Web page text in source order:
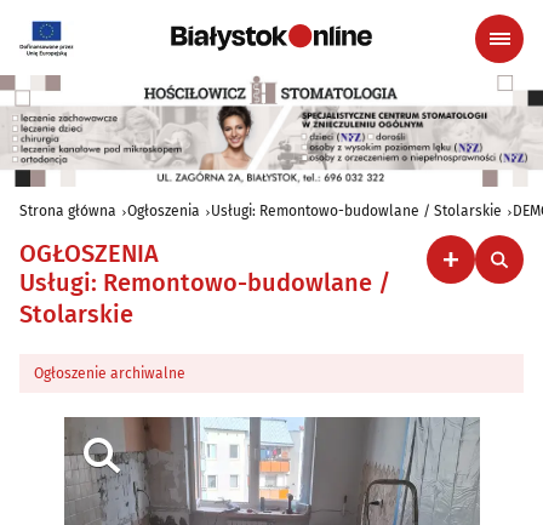
Strona główna Ogłoszenia Usługi: Remontowo-budowlane / Stolarskie
OGŁOSZENIA
Usługi: Remontowo-budowlane /
Stolarskie
Ogłoszenie archiwalne